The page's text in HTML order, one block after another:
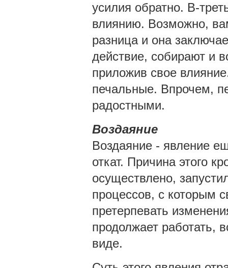
усилия обратно. В-
влиянию. Возможно,
разница и она
действие, собирают и
приложив свое
печальные. Впрочем,
радостными.
Воздаяние
Воздаяние - явление
откат. Причина этого
осуществлено,
процессов, с которым
претерпевать
продолжает работать,
виде.